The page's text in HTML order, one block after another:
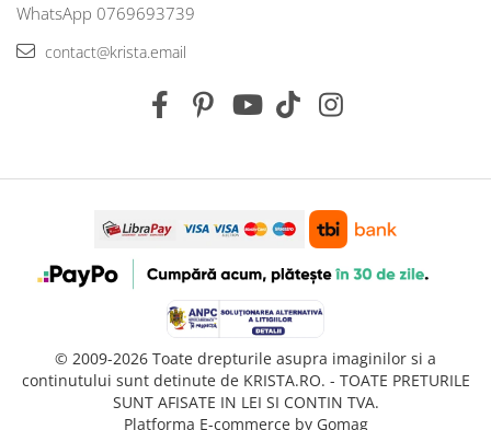
WhatsApp 0769693739
contact@krista.email
© 2009-2026 Toate drepturile asupra imaginilor si a
continutului sunt detinute de KRISTA.RO. - TOATE PRETURILE
SUNT AFISATE IN LEI SI CONTIN TVA.
Platforma E-commerce by Gomag